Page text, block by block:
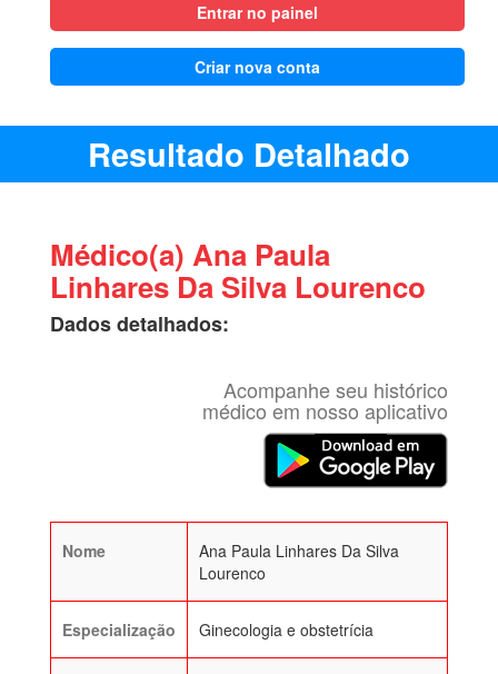
Entrar no painel
Criar nova conta
Resultado Detalhado
Médico(a) Ana Paula
Linhares Da Silva Lourenco
Dados detalhados:
Acompanhe seu histórico
médico em nosso aplicativo
Nome
Ana Paula Linhares Da Silva
Lourenco
Especialização Ginecologia e obstetrícia